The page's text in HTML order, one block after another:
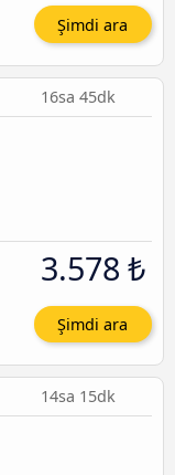
Şimdi ara
16sa 45dk
3.578 ₺
Şimdi ara
14sa 15dk